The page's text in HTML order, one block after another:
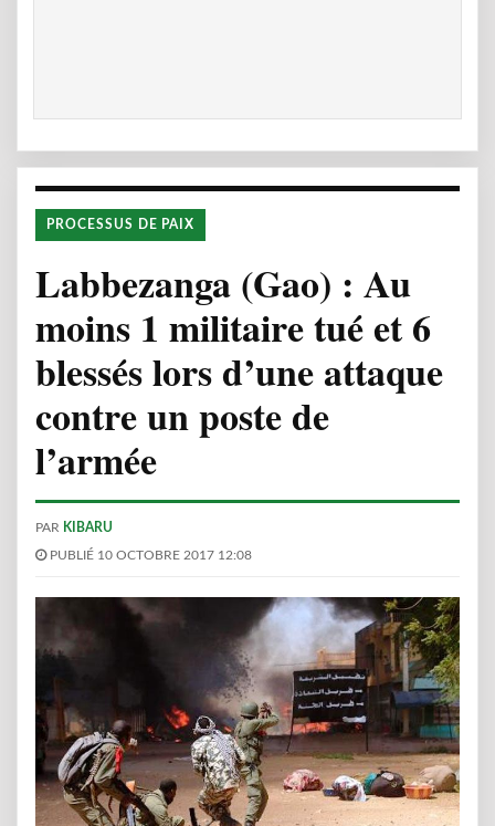
PROCESSUS DE PAIX
Labbezanga (Gao) : Au
moins 1 militaire tué et 6
blessés lors d’une attaque
contre un poste de
l’armée
PAR KIBARU
PUBLIÉ 10 OCTOBRE 2017 12:08